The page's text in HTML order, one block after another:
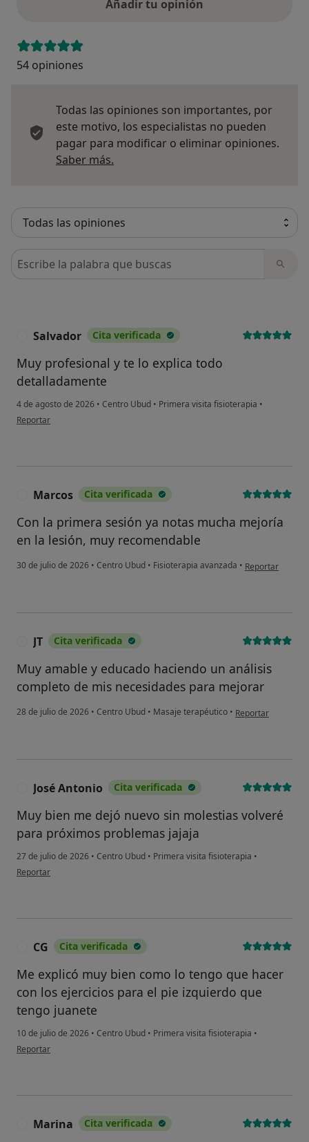
Añadir tu opinión
54 opiniones
Todas las opiniones son importantes, por
este motivo, los especialistas no pueden
pagar para modificar o eliminar opiniones.
Saber más.
Busca en opiniones
Salvador Cita verificada
Muy profesional y te lo explica todo
detalladamente
4 de agosto de 2026 • Centro Ubud • Primera visita fisioterapia •
en opinión del usuario Salvador
Reportar
Marcos Cita verificada
Con la primera sesión ya notas mucha mejoría
en la lesión, muy recomendable
30 de julio de 2026 • Centro Ubud • Fisioterapia avanzada • en opinión del
Reportar
JT Cita verificada
Muy amable y educado haciendo un análisis
completo de mis necesidades para mejorar
28 de julio de 2026 • Centro Ubud • Masaje terapéutico • en opinión del
Reportar
José Antonio Cita verificada
Muy bien me dejó nuevo sin molestias volveré
para próximos problemas jajaja
27 de julio de 2026 • Centro Ubud • Primera visita fisioterapia •
en opinión del usuario José Antonio
Reportar
CG Cita verificada
Me explicó muy bien como lo tengo que hacer
con los ejercicios para el pie izquierdo que
tengo juanete
10 de julio de 2026 • Centro Ubud • Primera visita fisioterapia •
en opinión del usuario CG
Reportar
Marina Cita verificada